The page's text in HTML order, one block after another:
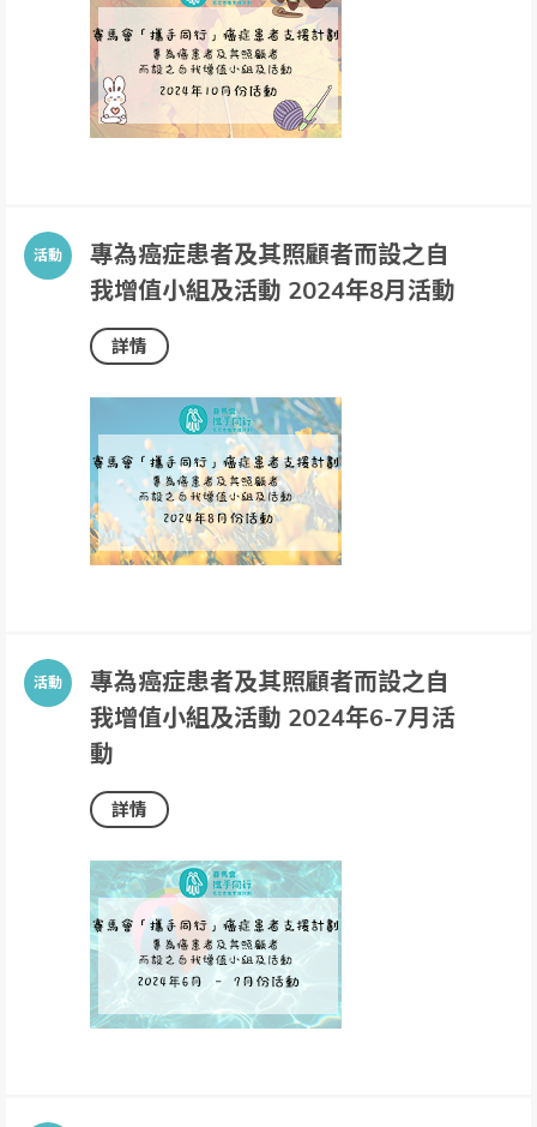
專為癌症患者及其照顧者而設之自
我增值小組及活動 2024年8月活動
詳情
專為癌症患者及其照顧者而設之自
我增值小組及活動 2024年6-7月活
動
詳情